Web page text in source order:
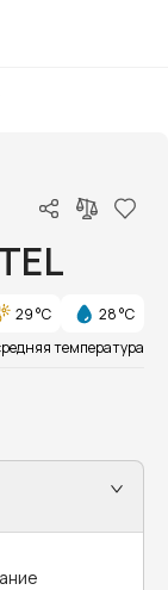
29 °C
28 °C
температура